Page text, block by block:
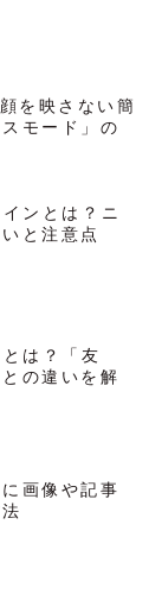
を映さない簡
モード」の
ンとは？ニ
と注意点
は？「友
の違いを解
画像や記事